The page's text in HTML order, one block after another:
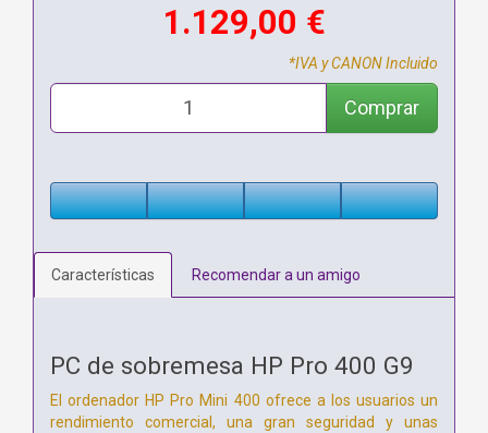
1.129,00 €
*IVA y CANON Incluido
Comprar
Características Recomendar a un amigo
PC de sobremesa HP Pro 400 G9
El ordenador HP Pro Mini 400 ofrece a los usuarios un
rendimiento comercial, una gran seguridad y unas